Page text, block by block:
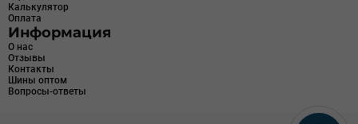
Калькулятор
Оплата
Информация
О нас
Отзывы
Контакты
Шины оптом
Вопросы-ответы